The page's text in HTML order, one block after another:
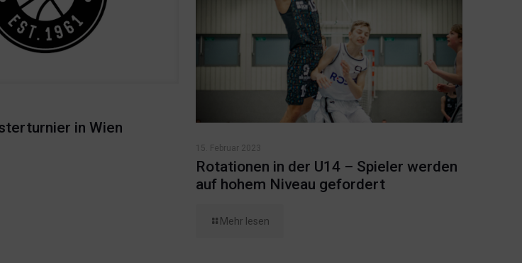
in Wien
15. Februar 2023
Rotationen in der U14 – Spieler werden
auf hohem Niveau gefordert
Mehr lesen